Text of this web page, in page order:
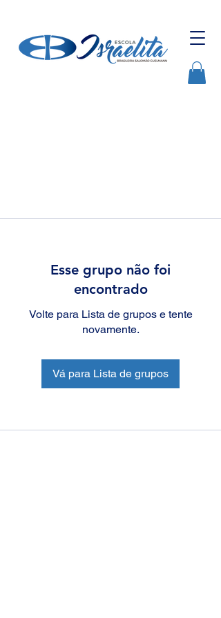
Esse grupo não foi
encontrado
Volte para Lista de grupos e tente
novamente.
Vá para Lista de grupos